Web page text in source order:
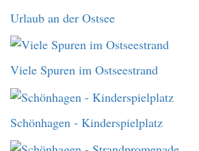
Urlaub an der Ostsee
Viele Spuren im Ostseestrand
Schönhagen - Kinderspielplatz